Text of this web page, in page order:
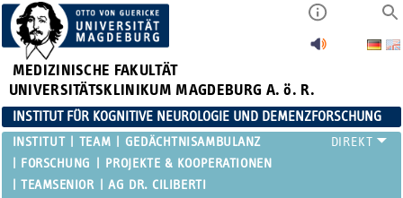
MEDIZINISCHE FAKULTÄT
UNIVERSITÄTSKLINIKUM MAGDEBURG A. ö. R.
INSTITUT FÜR KOGNITIVE NEUROLOGIE UND DEMENZFORSCHUNG
INSTITUT TEAM
GEDÄCHTNISAMBULANZ
FORSCHUNG
PROJEKTE & KOOPERATIONEN
TEAMSENIOR
AG DR. CILIBERTI